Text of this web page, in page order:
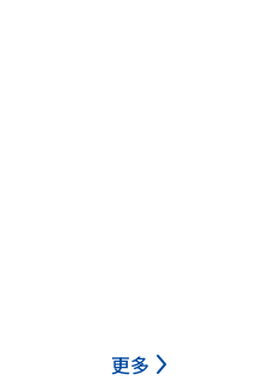
更多